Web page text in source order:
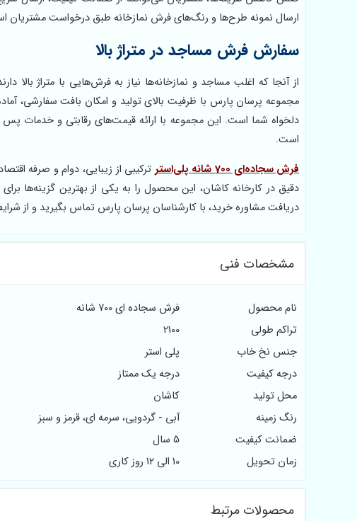
ارسال نمونه طرح‌ها و رنگ‌های فرش نمازخانه طبق درخواست مشتریان
سفارش فرش مساجد در متراژ بالا
از آنجا که اغلب مساجد و نمازخانه‌ها نیاز به فرش‌هایی با متراژ بالا
مجموعه پرسان پارس با ظرفیت بالای تولید و امکان بافت سفارشی،
دلخواه شما است. این مجموعه با ارائه قیمت‌های رقابتی و خدمات
است.
فرش سجاده‌ای 700 شانه پلی‌استر
ترکیبی از زیبایی، دوام و صرفه
دقیق در کارخانه کاشان، این محصول را به یکی از بهترین گزینه‌ها
دریافت مشاوره خرید، با کارشناسان پرسان پارس تماس بگیرید و از
مشخصات فنی
نام محصول
فرش سجاده ای 700 شانه
تراکم طولی
2100
جنس نخ خاب
پلی استر
درجه کیفیت
درجه یک ممتاز
محل تولید
کاشان
رنگ زمینه
آبی - گردویی، سرمه ای، قرمز و سبز
ضمانت کیفیت
5 سال
زمان تحویل
10 الی 12 روز کاری
محصولات مرتبط